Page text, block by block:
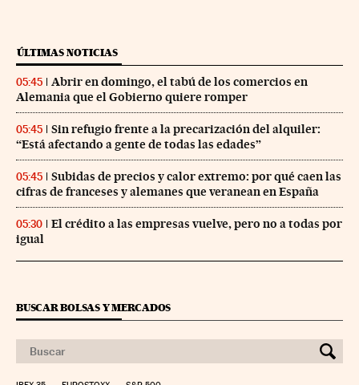
ÚLTIMAS NOTICIAS
05:45
Abrir en domingo, el tabú de los comercios en
Alemania que el Gobierno quiere romper
05:45
Sin refugio frente a la precarización del alquiler:
“Está afectando a gente de todas las edades”
05:45
Subidas de precios y calor extremo: por qué caen las
cifras de franceses y alemanes que veranean en España
05:30
El crédito a las empresas vuelve, pero no a todas por
igual
BUSCAR BOLSAS Y MERCADOS